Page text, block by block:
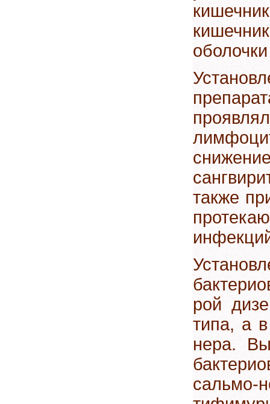
также
рой
типа, а
нера.
сальмо-